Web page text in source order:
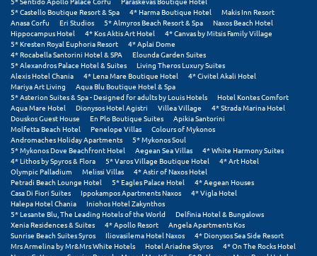
Ξ
Ξυλόκαστρο
Ο
Ορεινή Αρκαδία
Ορεινή Ναυπακτία
Π
Πάλαιρος
Παξοί
5* Castello Boutique Resort & Spa
4* Harma Boutique Hotel
Makis Inn Resort
Anasa Corfu
Eri Studios 5* Almyros Beach Resort & Spa
Naxos Beach Hotel
Hippocampus Hotel
4* Kos Aktis Art Hotel
4* Canvas by Mitsis Family Village
5* Kresten Royal Euphoria Resort
4* Aplai Dome
4* Rocabella Santorini Hotel & SPA
Elounda Garden Suites
5* Alexandros Palace Hotel & Suites
Living Theros Luxury Suites
Alexis Hotel Chania
4* Lena Mare Boutique Hotel
4* Civitel Akali Hotel
Mariya Art Living
Aqua Blu Boutique Hotel & Spa
5* Asterion Suites & Spa - Designed for adults by Louis Hotels
Hotel Kontes Comfort
Aqua Mare Hotel
Dionysos Hotel Agistri Villea Village
4* Strada Marina Hotel
Douskos Guest House
En Plo Boutique Suites
Apikia Santorini
Molfetta Beach Hotel
Penelope Villas
Colours of Mykonos
Andromaches Holiday Apartments
5* Mykonos Soul
5* Mykonos Dove Beachfront Hotel
Aegean Sea Villas
4* White Harmony Suites
4* Lithos by Spyros & Flora
5* Varos Village Boutique Hotel
4* Art Hotel
Olympic Palladium
Melissi Villas
4* Astir of Naxos Hotel
Petradi Beach Lounge Hotel
5* Eagles Palace Hotel
4* Aegean Houses
Casa Di Fiori Suites
Ippokampos Apartments Naxos
4* Vigla Hotel
Halepa Hotel Chania
Iniohos Hotel Zakynthos
5* Lesante Blu, The Leading Hotels of the World
Delfinia Hotel & Bungalows
Xenia Residences & Suites
4* Apollo Resort
Angela Apartments Kos
Sunrise Beach Suites Syros
Iliovasilema Hotel Naxos
4* Dionysos Sea Side Resort
Mrs Armelina by Mr&Mrs White Hotels
Hotel Ariadne Skyros
4* On The Rocks Hotel